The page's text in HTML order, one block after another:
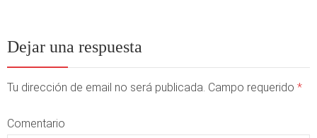
Dejar una respuesta
Tu dirección de email no será publicada. Campo requerido *
Comentario